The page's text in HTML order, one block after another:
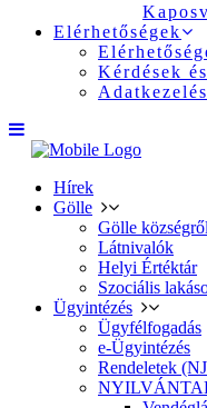
Elérhetőségek
Kérdések
Hírek
Gölle
Gölle községről
Látnivalók
Helyi Értéktár
Szociális
Ügyintézés
Ügyfélfogadás
e-Ügyintézés
Rendeletek